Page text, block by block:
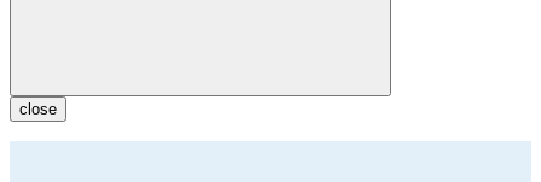
close